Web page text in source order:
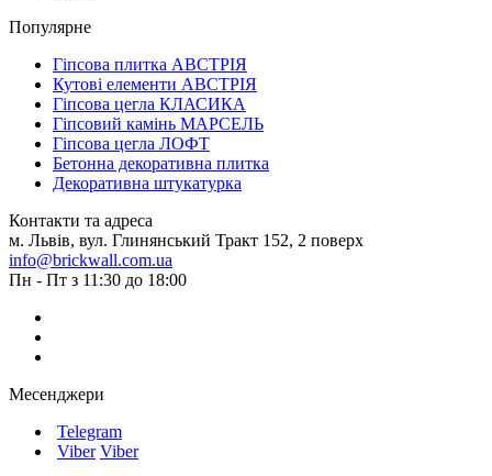
Популярне
Гіпсова плитка АВСТРІЯ
Кутові елементи АВСТРІЯ
Гіпсова цегла КЛАСИКА
Гіпсовий камінь МАРСЕЛЬ
Гіпсова цегла ЛОФТ
Бетонна декоративна плитка
Декоративна штукатурка
Контакти та адреса
м. Львів, вул. Глинянський Тракт 152, 2 поверх
info@brickwall.com.ua
Пн - Пт з 11:30 до 18:00
Месенджери
Telegram
Viber Viber